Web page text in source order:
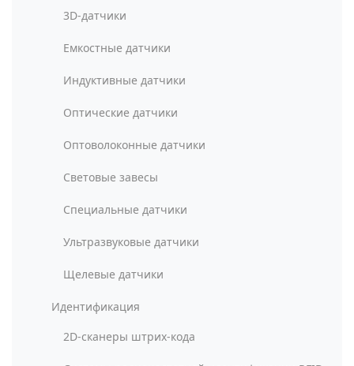
3D-датчики
Емкостные датчики
Индуктивные датчики
Оптические датчики
Оптоволоконные датчики
Световые завесы
Специальные датчики
Ультразвуковые датчики
Щелевые датчики
Идентификация
2D-сканеры штрих-кода